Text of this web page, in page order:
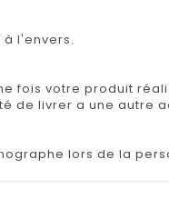
à l'envers.
fois votre produit
de livrer a une autre
lors de la